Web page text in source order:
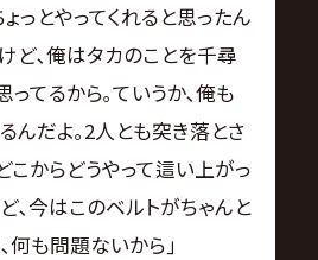
っとやってくれると思ったん
ど､俺はタカのことを千尋
ってるから｡ていうか､俺も
んだよ｡2人とも突き落とさ
こからどうやって這い上がっ
､今はこのベルトがちゃんと
何も問題ないから｣